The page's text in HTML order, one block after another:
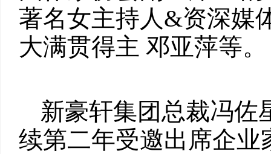
著名女主持人&资深媒
大满贯得主 邓亚萍等。
新豪轩集团总裁冯佐
续第二年受邀出席企